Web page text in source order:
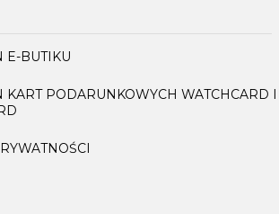
E-BUTIKU
KART PODARUNKOWYCH WATCHCARD I